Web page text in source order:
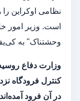
نظامی اوکراین را
است. وزیر امور
وحشتناک" به
وزارت دفاع روسیه
کنترل فرودگاه
در آن فرود